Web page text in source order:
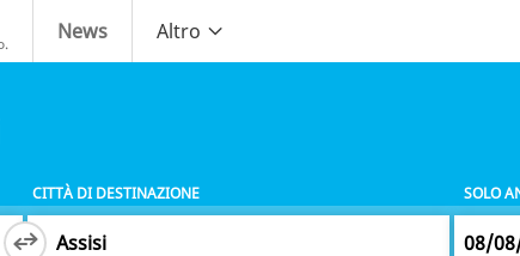
News Altro
CITTÀ DI DESTINAZIONE